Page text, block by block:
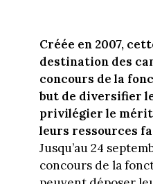
Créée en 2007,
destination des
concours de la
but de diversifier
privilégier le
leurs ressources
Jusqu’au 24
concours de la